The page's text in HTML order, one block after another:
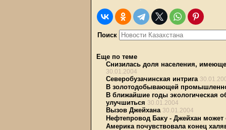
Поиск
Еще по теме
Снизилась доля населения,
30.01.2004
Северобузачинская интрига
В золотодобывающей
В ближайшие годы экологическая
улучшиться 30.01.2004
Вызов Джейхана 30.01.2004
Нефтепровод Баку - Джейхан
Америка почувствовала конец